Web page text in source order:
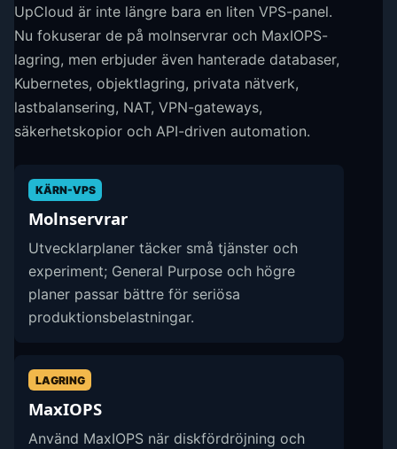
UpCloud är inte längre bara en liten VPS-panel.
Nu fokuserar de på molnservrar och MaxIOPS-
lagring, men erbjuder även hanterade databaser,
Kubernetes, objektlagring, privata nätverk,
lastbalansering, NAT, VPN-gateways,
säkerhetskopior och API-driven automation.
KÄRN-VPS
Molnservrar
Utvecklarplaner täcker små tjänster och
experiment; General Purpose och högre
planer passar bättre för seriösa
produktionsbelastningar.
LAGRING
MaxIOPS
Använd MaxIOPS när diskfördröjning och